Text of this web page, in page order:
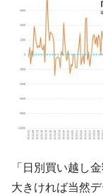
『Money1』
ほぼ終わった」
『Money1』
発。
『Money1』
ャンペーン」⇒
Fact1
塊！
Fact1
夏の甲
「日別買い越し
大きければ当然